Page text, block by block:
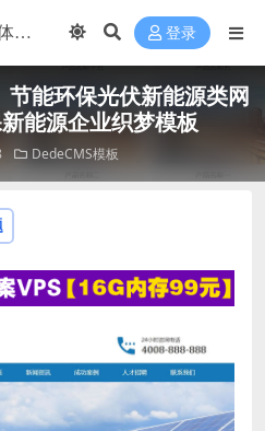
登录
节能环保光伏新能源类网
能源企业织梦模板
DedeCMS模板